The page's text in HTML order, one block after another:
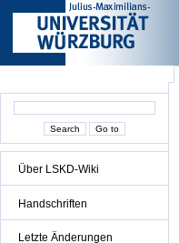
Über LSKD-Wiki
Handschriften
Letzte Änderungen